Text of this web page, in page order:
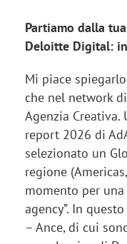
Partiamo dalla
Deloitte Digital:
Mi piace
che nel network
Agenzia
report 2026 di
selezionato un
regione
momento per
agency”. In
– Ance, di cui